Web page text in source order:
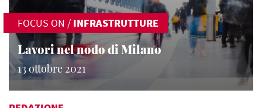
FOCUS ON / INFRASTRUTTURE
Lavori nel nodo di Milano
13 ottobre 2021